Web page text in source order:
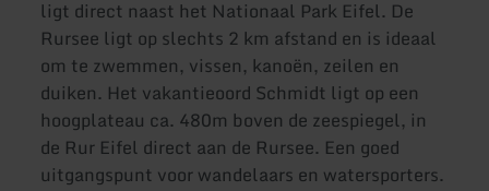
ligt direct naast het Nationaal Park Eifel. De
Rursee ligt op slechts 2 km afstand en is ideaal
om te zwemmen, vissen, kanoën, zeilen en
duiken. Het vakantieoord Schmidt ligt op een
hoogplateau ca. 480m boven de zeespiegel, in
de Rur Eifel direct aan de Rursee. Een goed
uitgangspunt voor wandelaars en watersporters.